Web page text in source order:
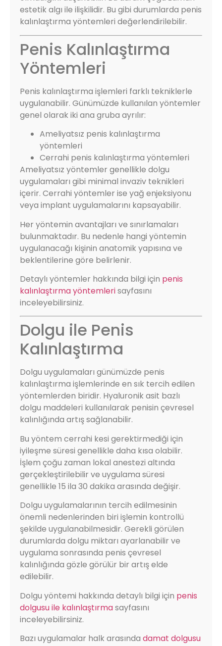
estetik algı ile ilişkilidir. Bu gibi durumlarda penis
kalınlaştırma yöntemleri değerlendirilebilir.
Penis Kalınlaştırma
Yöntemleri
Penis kalınlaştırma işlemleri farklı tekniklerle
uygulanabilir. Günümüzde kullanılan yöntemler
genel olarak iki ana gruba ayrılır:
Ameliyatsız penis kalınlaştırma
yöntemleri
Cerrahi penis kalınlaştırma yöntemleri
Ameliyatsız yöntemler genellikle dolgu
uygulamaları gibi minimal invaziv teknikleri
içerir. Cerrahi yöntemler ise yağ enjeksiyonu
veya implant uygulamalarını kapsayabilir.
Her yöntemin avantajları ve sınırlamaları
bulunmaktadır. Bu nedenle hangi yöntemin
uygulanacağı kişinin anatomik yapısına ve
beklentilerine göre belirlenir.
Detaylı yöntemler hakkında bilgi için penis
kalınlaştırma yöntemlerisayfasını
inceleyebilirsiniz.
Dolgu ile Penis
Kalınlaştırma
Dolgu uygulamaları günümüzde penis
kalınlaştırma işlemlerinde en sık tercih edilen
yöntemlerden biridir. Hyaluronik asit bazlı
dolgu maddeleri kullanılarak penisin çevresel
kalınlığında artış sağlanabilir.
Bu yöntem cerrahi kesi gerektirmediği için
iyileşme süresi genellikle daha kısa olabilir.
İşlem çoğu zaman lokal anestezi altında
gerçekleştirilebilir ve uygulama süresi
genellikle 15 ila 30 dakika arasında değişir.
Dolgu uygulamalarının tercih edilmesinin
önemli nedenlerinden biri işlemin kontrollü
şekilde uygulanabilmesidir. Gerekli görülen
durumlarda dolgu miktarı ayarlanabilir ve
uygulama sonrasında penis çevresel
kalınlığında gözle görülür bir artış elde
edilebilir.
Dolgu yöntemi hakkında detaylı bilgi için penis
dolgusu ile kalınlaştırmasayfasını
inceleyebilirsiniz.
Bazı uygulamalar halk arasında damat dolgusu